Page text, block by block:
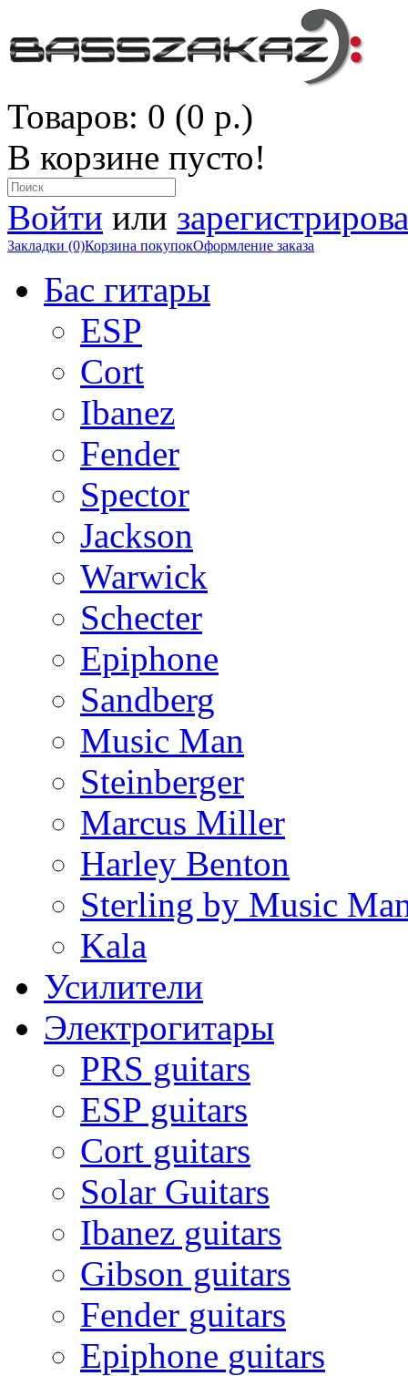
Товаров: 0 (0 р.)
В корзине пусто!
Войти или
Закладки (0)Корзина покупокОформление заказа
Бас гитары
ESP
Cort
Ibanez
Fender
Spector
Jackson
Warwick
Schecter
Epiphone
Sandberg
Music Man
Steinberger
Marcus Miller
Harley Benton
Sterling by Music
Kala
Усилители
Электрогитары
PRS guitars
ESP guitars
Cort guitars
Solar Guitars
Ibanez guitars
Gibson guitars
Fender guitars
Epiphone guitars